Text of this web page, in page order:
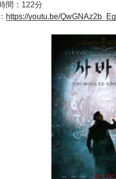
間：122分
https://youtu.be/QwGNAz2b_Eg